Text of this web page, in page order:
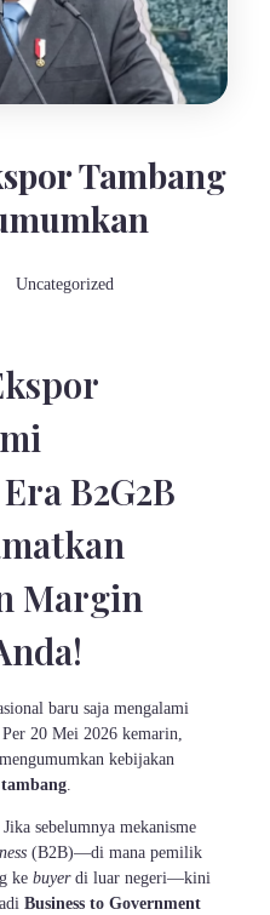
Tambang
Uncategorized
B2G2B
Margin
baru saja mengalami
20 Mei 2026 kemarin,
kebijakan
.
sebelumnya mekanisme
(B2B)—di mana pemilik
ke buyerdi luar negeri—kini
Business to Government